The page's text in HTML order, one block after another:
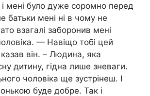
мені було дуже соромно перед
батьки мені ні в чому не
взагалі заборонив мені
— Навіщо тобі цей
він. – Людина, яка
дитину, гідна лише зневаги.
чоловіка ще зустрінеш. І
буде добре. Так і